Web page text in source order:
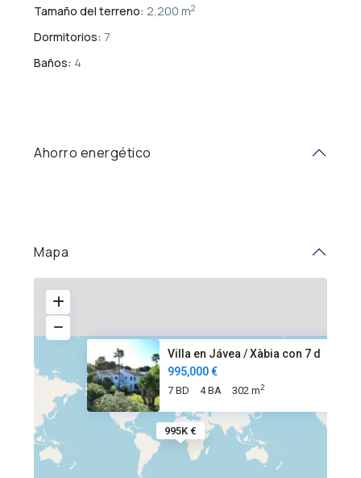
Tamaño del terreno: 2,200 m2
Dormitorios: 7
Baños: 4
Ahorro energético
Mapa
995K €
Villa en Jávea / Xàbia con 7 d
995,000 €
7 BD 4 BA 302 m2